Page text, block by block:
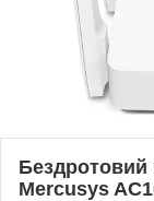
Бездротовий
Mercusys